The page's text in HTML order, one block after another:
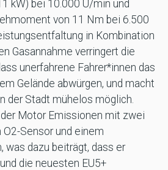
kW) bei 10.000 U/min und
von 11 Nm bei 6.500
in Kombination
Gasannahme verringert die
unerfahrene Fahrer*innen das
Gelände abwürgen, und macht
der Stadt mühelos möglich.
Motor Emissionen mit zwei
Sensor und einem
was dazu beiträgt, dass er
die neuesten EU5+